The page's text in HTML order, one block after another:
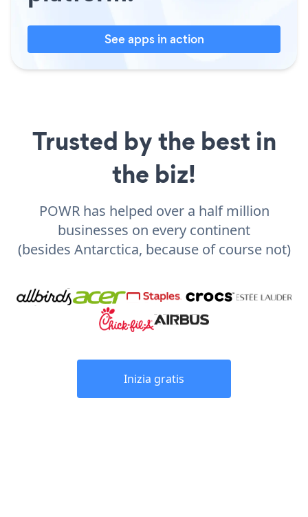
See apps in action
Trusted by the best in
the biz!
POWR has helped over a half million
businesses on every continent
(besides Antarctica, because of course not)
Inizia gratis